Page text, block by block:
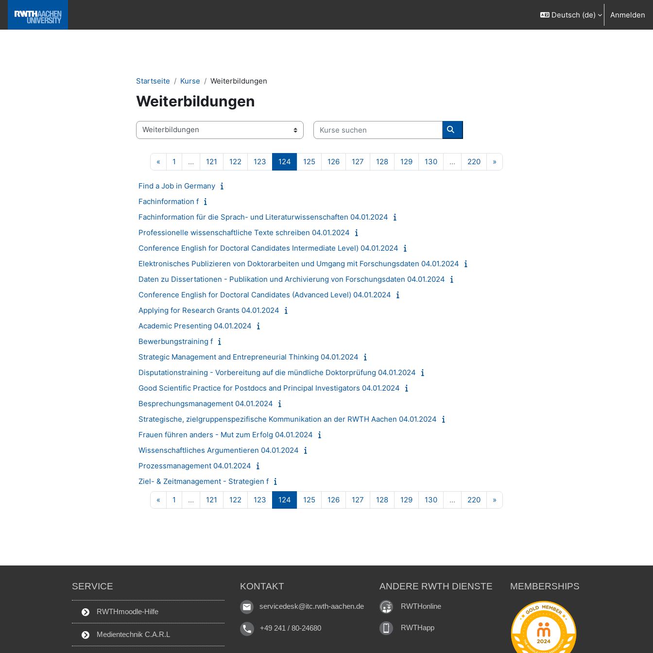
Deutsch ‎(de)‎ Anmelden
Startseite Kurse Weiterbildungen
Weiterbildungen
Kursbereiche
Kurse suchen
Kurse suchen
« Vorherige Seite
1 … 121 Seite 121
122 Seite 122
123 Seite 123
124 Seite 124
125 Seite 125
126Seite 126
127 Seite 127
128Seite 128
129Seite 129
130Seite 130
… 220Seite 220
»
Find a Job in Germany
Fachinformation f
Fachinformation für die Sprach- und Literaturwissenschaften 04.01.2024
Professionelle wissenschaftliche Texte schreiben 04.01.2024
Conference English for Doctoral Candidates Intermediate Level) 04.01.2024
Elektronisches Publizieren von Doktorarbeiten und Umgang mit Forschungsdaten 04.01.2024
Daten zu Dissertationen - Publikation und Archivierung von Forschungsdaten 04.01.2024
Conference English for Doctoral Candidates (Advanced Level) 04.01.2024
Applying for Research Grants 04.01.2024
Academic Presenting 04.01.2024
Bewerbungstraining f
Strategic Management and Entrepreneurial Thinking 04.01.2024
Disputationstraining - Vorbereitung auf die mündliche Doktorprüfung 04.01.2024
Good Scientific Practice for Postdocs and Principal Investigators 04.01.2024
Besprechungsmanagement 04.01.2024
Strategische, zielgruppenspezifische Kommunikation an der RWTH Aachen 04.01.2024
Frauen führen anders - Mut zum Erfolg 04.01.2024
Wissenschaftliches Argumentieren 04.01.2024
Prozessmanagement 04.01.2024
Ziel- & Zeitmanagement - Strategien f
« Vorherige Seite
1 … 121 Seite 121
122 Seite 122
123 Seite 123
124 Seite 124
125 Seite 125
126Seite 126
127 Seite 127
128Seite 128
129Seite 129
130Seite 130
… 220Seite 220
»
SERVICE
RWTHmoodle-Hilfe
Medientechnik C.A.R.L
KONTAKT
servicedesk@itc.rwth-aachen.de
+49 241 / 80-24680
ANDERE RWTH DIENSTE
RWTHonline
RWTHapp
MEMBERSHIPS